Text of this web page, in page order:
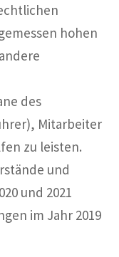
hohen
des
Mitarbeiter
zu leisten.
und
und 2021
im Jahr 2019